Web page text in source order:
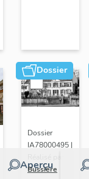
Dossier
Aperçu
Dossier
IA78000495 |
Bussière